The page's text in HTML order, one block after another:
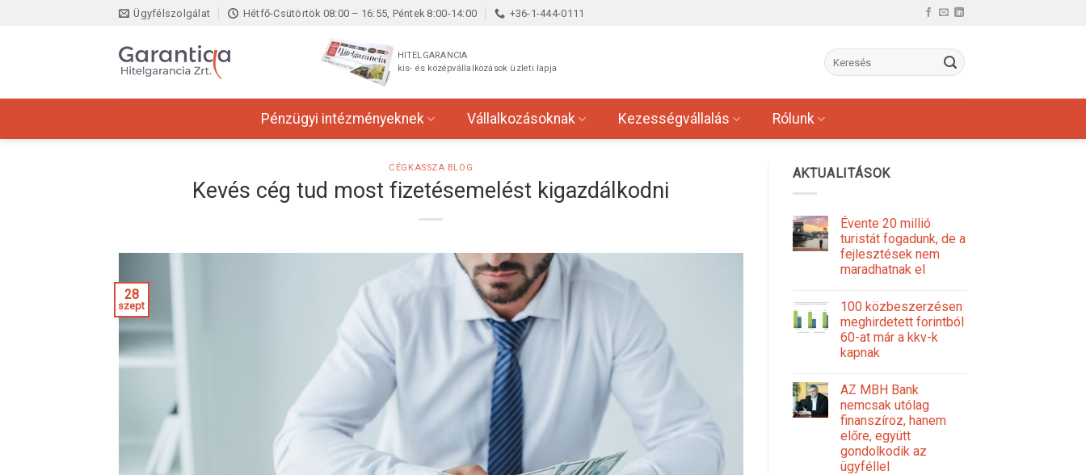
Ügyfélszolgálat Hétfő-Csütörtök 08:00 – 16:55, Péntek 8:00-14:00 +36-1-444-0111
HITELGARANCIA
kis- és középvállalkozások üzleti lapja
Pénzügyi intézményeknek Vállalkozásoknak Kezességvállalás Rólunk
CÉGKASSZA BLOG
Kevés cég tud most fizetésemelést kigazdálkodni
28
szept
AKTUALITÁSOK
Évente 20 millió
turistát fogadunk, de a
fejlesztések nem
maradhatnak el
100 közbeszerzésen
meghirdetett forintból
60-at már a kkv-k
kapnak
AZ MBH Bank
nemcsak utólag
finanszíroz, hanem
előre, együtt
gondolkodik az
ügyféllel